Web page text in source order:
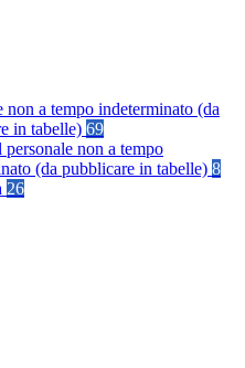
non a tempo indeterminato (da
in tabelle) 69
personale non a tempo
(da pubblicare in tabelle) 8
26